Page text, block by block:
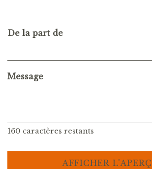
De la part de
Message
160 caractères restants
AFFICHER